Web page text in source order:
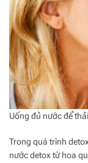
Uống đủ nước để
Trong quá trình
nước detox từ hoa